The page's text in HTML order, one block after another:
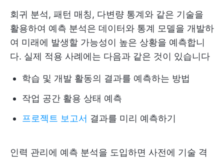
회귀 분석, 패턴 매칭, 다변량 통계와 같은 기술을
활용하여 예측 분석은 데이터와 통계 모델을 개발하
여 미래에 발생할 가능성이 높은 상황을 예측합니
다. 실제 적용 사례에는 다음과 같은 것이 있습니다
학습 및 개발 활동의 결과를 예측하는 방법
작업 공간 활용 상태 예측
프로젝트 보고서 결과를 미리 예측하기
​​인력 관리에 예측 분석을 도입하면 사전에 기술 격